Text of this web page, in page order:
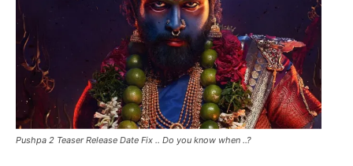
Pushpa 2 Teaser Release Date Fix .. Do you know when ..?